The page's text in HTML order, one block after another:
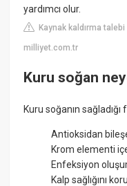
yardımcı olur.
Kaynak kaldırma talebi
milliyet.com.tr
Kuru soğan
Kuru soğanın
Antioksidan
Krom elementi
Enfeksiyon
Kalp sağlığını